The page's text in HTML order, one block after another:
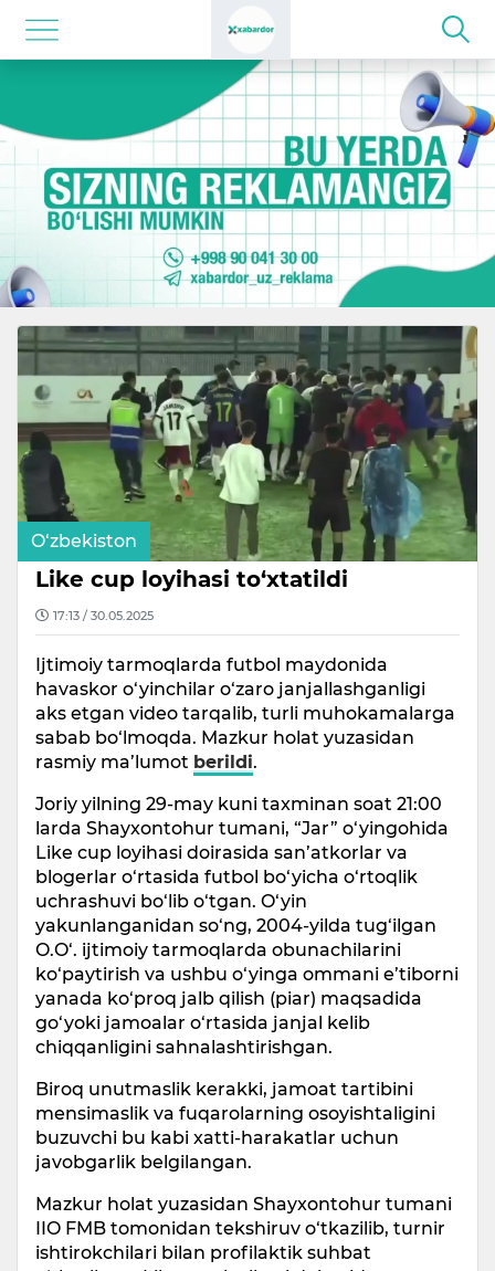
O‘zbekiston
Like cup loyihasi to‘xtatildi
17:13 / 30.05.2025
Ijtimoiy tarmoqlarda futbol maydonida
havaskor o‘yinchilar o‘zaro janjallashganligi
aks etgan video tarqalib, turli muhokamalarga
sabab bo‘lmoqda. Mazkur holat yuzasidan
rasmiy ma’lumot berildi.
Joriy yilning 29-may kuni taxminan soat 21:00
larda Shayxontohur tumani, “Jar” o‘yingohida
Like cup loyihasi doirasida san’atkorlar va
blogerlar o‘rtasida futbol bo‘yicha o‘rtoqlik
uchrashuvi bo‘lib o‘tgan. O‘yin
yakunlanganidan so‘ng, 2004-yilda tug‘ilgan
O.O‘. ijtimoiy tarmoqlarda obunachilarini
ko‘paytirish va ushbu o‘yinga ommani e’tiborni
yanada ko‘proq jalb qilish (piar) maqsadida
go‘yoki jamoalar o‘rtasida janjal kelib
chiqqanligini sahnalashtirishgan.
Biroq unutmaslik kerakki, jamoat tartibini
mensimaslik va fuqarolarning osoyishtaligini
buzuvchi bu kabi xatti-harakatlar uchun
javobgarlik belgilangan.
Mazkur holat yuzasidan Shayxontohur tumani
IIO FMB tomonidan tekshiruv o‘tkazilib, turnir
ishtirokchilari bilan profilaktik suhbat